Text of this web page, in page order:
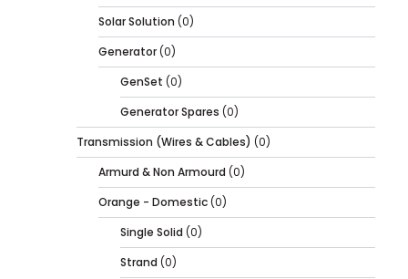
Solar Solution (0)
Generator(0)
GenSet (0)
Generator Spares (0)
Transmission (Wires & Cables) (0)
Armurd & Non Armourd (0)
Orange - Domestic(0)
Single Solid (0)
Strand (0)